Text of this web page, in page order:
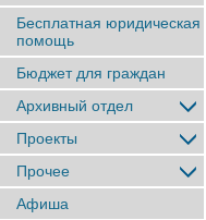
Бесплатная юридическая
помощь
Бюджет для граждан
Архивный отдел
Проекты
Прочее
Афиша